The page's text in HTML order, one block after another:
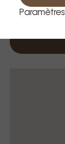
Paramètres